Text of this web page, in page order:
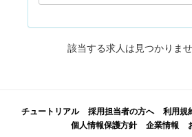
該当する求人は見つかりませ
チュートリアル 採用担当者の方へ 利用規
個人情報保護方針
企業情報